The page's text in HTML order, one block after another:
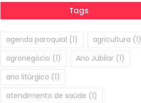
Tags
agenda paroquial (1) agricultura (1)
agronegócio (1) Ano Jubilar (1)
ano litúrgico (1)
atendimento de saúde (1)